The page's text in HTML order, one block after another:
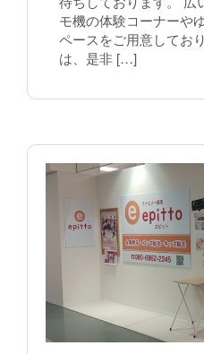
モ機の体験コーナーや
ペースをご用意してお
は、是非 […]